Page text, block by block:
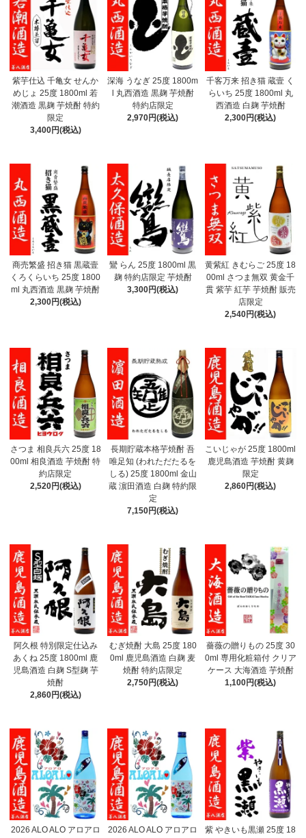
紫芋仕込 千亀女 せんか
めじょ 25度 1800ml 若
潮酒造 黒麹 芋焼酎 特約
限定
3,400円(税込)
深海 うなぎ 25度 1800m
l 丸西酒造 黒麹 芋焼酎
特約店限定
2,970円(税込)
千客万来 招き猫 蔵壹 く
らいち 25度 1800ml 丸
西酒造 白麹 芋焼酎
2,300円(税込)
商売繁盛 招き猫 黒蔵壹
くろくらいち 25度 1800
ml 丸西酒造 黒麹 芋焼酎
2,300円(税込)
鸞 らん 25度 1800ml 黒
麹 特約店限定 芋焼酎
3,300円(税込)
黄紫紅 きむらご 25度 18
00ml さつま無双 黄金千
貫 紫芋 紅芋 芋焼酎 販売
店限定
2,540円(税込)
さつま 相良兵六 25度 18
00ml 相良酒造 芋焼酎 特
約店限定
2,520円(税込)
長期貯蔵本格芋焼酎 吾
唯足知 (われただたるを
しる) 25度 1800ml 金山
蔵 濵田酒造 白麹 特約限
定
7,150円(税込)
こいじゃが 25度 1800ml
鹿児島酒造 芋焼酎 黄麹
限定
2,860円(税込)
阿久根 特別限定仕込み
あくね 25度 1800ml 鹿
児島酒造 白麹 S型麹 芋
焼酎
2,860円(税込)
むぎ焼酎 大島 25度 180
0ml 鹿児島酒造 白麹 麦
焼酎 特約店限定
2,750円(税込)
薔薇の贈りもの 25度 30
0ml 専用化粧箱付 クリア
ケース 大海酒造 芋焼酎
1,100円(税込)
2026 ALO ALO アロアロ
2026 ALO ALO アロアロ
紫 やきいも黒瀬 25度 18